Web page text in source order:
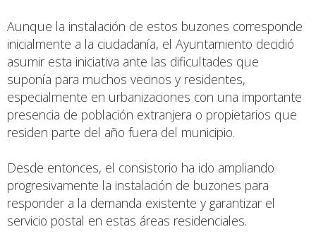
Aunque la instalación de estos buzones corresponde
inicialmente a la ciudadanía, el Ayuntamiento decidió
asumir esta iniciativa ante las dificultades que
suponía para muchos vecinos y residentes,
especialmente en urbanizaciones con una importante
presencia de población extranjera o propietarios que
residen parte del año fuera del municipio.
Desde entonces, el consistorio ha ido ampliando
progresivamente la instalación de buzones para
responder a la demanda existente y garantizar el
servicio postal en estas áreas residenciales.